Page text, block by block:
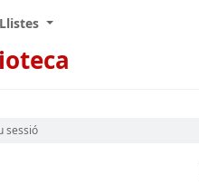
Llistes
sessió